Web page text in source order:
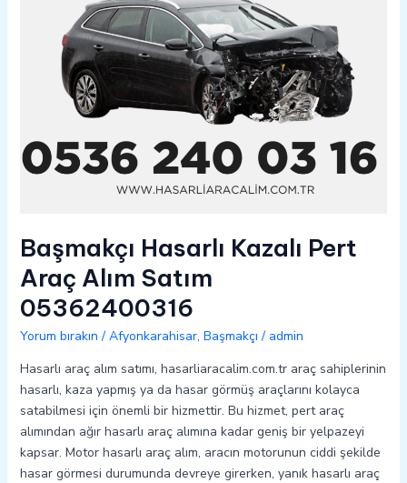
Başmakçı Hasarlı Kazalı Pert
Araç Alım Satım
05362400316
Yorum bırakın / Afyonkarahisar, Başmakçı / admin
Hasarlı araç alım satımı, hasarliaracalim.com.tr araç sahiplerinin
hasarlı, kaza yapmış ya da hasar görmüş araçlarını kolayca
satabilmesi için önemli bir hizmettir. Bu hizmet, pert araç
alımından ağır hasarlı araç alımına kadar geniş bir yelpazeyi
kapsar. Motor hasarlı araç alım, aracın motorunun ciddi şekilde
hasar görmesi durumunda devreye girerken, yanık hasarlı araç